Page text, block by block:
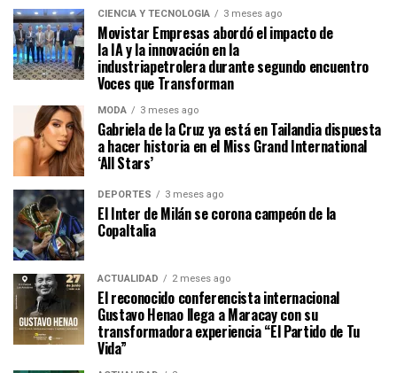
CIENCIA Y TECNOLOGÍA 3 meses ago
Movistar Empresas abordó el impacto de
la IA y la innovación en la
industriapetrolera durante segundo encuentro
Voces que Transforman
MODA 3 meses ago
Gabriela de la Cruz ya está en Tailandia dispuesta
a hacer historia en el Miss Grand International
‘All Stars’
DEPORTES 3 meses ago
El Inter de Milán se corona campeón de la
CopaItalia
ACTUALIDAD 2 meses ago
El reconocido conferencista internacional
Gustavo Henao llega a Maracay con su
transformadora experiencia “El Partido de Tu
Vida”